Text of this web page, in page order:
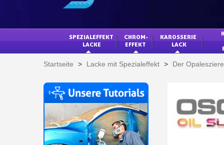
SPEZIALEFFEKT
LACKE
CHROM-
EFFEKT
KAROSSERIE
LACK
Startseite > Lacke mit Spezialeffekt > Der